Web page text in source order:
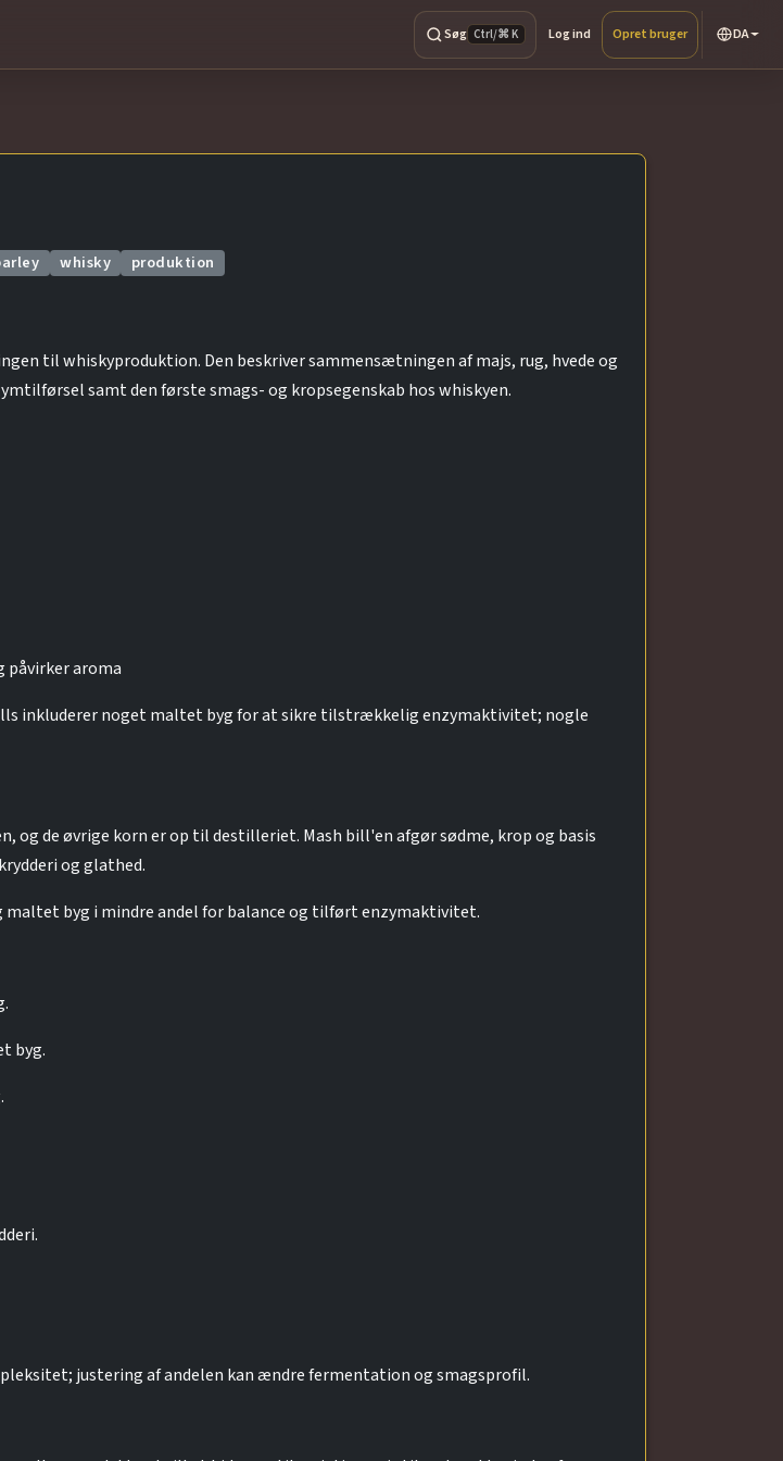
Søg Ctrl/⌘ K Log ind Opret bruger DA
whisky produktion
til whiskyproduktion. Den beskriver sammensætningen af majs, rug, hvede og
samt den første smags- og kropsegenskab hos whiskyen.
påvirker aroma
inkluderer noget maltet byg for at sikre tilstrækkelig enzymaktivitet; nogle
og de øvrige korn er op til destilleriet. Mash bill'en afgør sødme, krop og basis
og glathed.
maltet byg i mindre andel for balance og tilført enzymaktivitet.
byg.
justering af andelen kan ændre fermentation og smagsprofil.